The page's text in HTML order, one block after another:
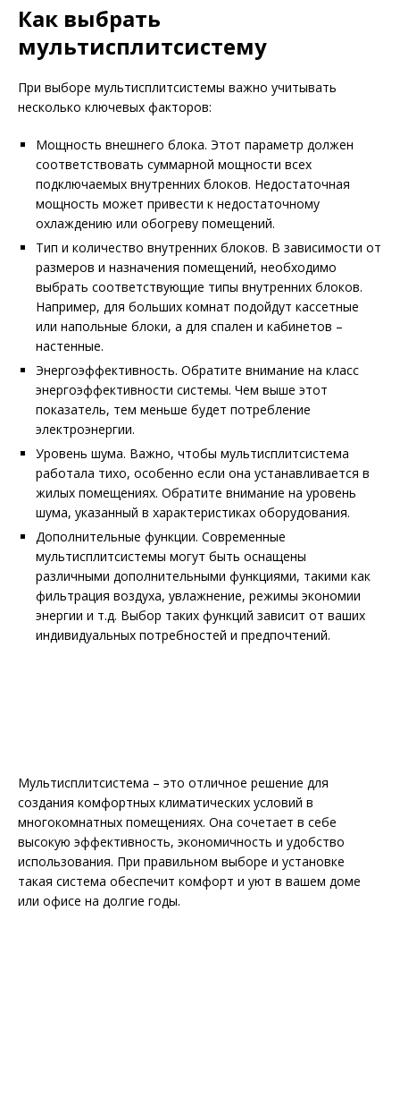
Как выбрать
мультисплитсистему
При выборе мультисплитсистемы важно учитывать
несколько ключевых факторов:
Мощность внешнего блока. Этот параметр должен
соответствовать суммарной мощности всех
подключаемых внутренних блоков. Недостаточная
мощность может привести к недостаточному
охлаждению или обогреву помещений.
Тип и количество внутренних блоков. В зависимости от
размеров и назначения помещений, необходимо
выбрать соответствующие типы внутренних блоков.
Например, для больших комнат подойдут кассетные
или напольные блоки, а для спален и кабинетов –
настенные.
Энергоэффективность. Обратите внимание на класс
энергоэффективности системы. Чем выше этот
показатель, тем меньше будет потребление
электроэнергии.
Уровень шума. Важно, чтобы мультисплитсистема
работала тихо, особенно если она устанавливается в
жилых помещениях. Обратите внимание на уровень
шума, указанный в характеристиках оборудования.
Дополнительные функции. Современные
мультисплитсистемы могут быть оснащены
различными дополнительными функциями, такими как
фильтрация воздуха, увлажнение, режимы экономии
энергии и т.д. Выбор таких функций зависит от ваших
индивидуальных потребностей и предпочтений.
Мультисплитсистема – это отличное решение для
создания комфортных климатических условий в
многокомнатных помещениях. Она сочетает в себе
высокую эффективность, экономичность и удобство
использования. При правильном выборе и установке
такая система обеспечит комфорт и уют в вашем доме
или офисе на долгие годы.